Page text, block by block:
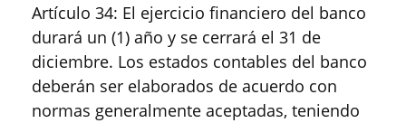
Artículo 34: El ejercicio financiero del banco
durará un (1) año y se cerrará el 31 de
diciembre. Los estados contables del banco
deberán ser elaborados de acuerdo con
normas generalmente aceptadas, teniendo